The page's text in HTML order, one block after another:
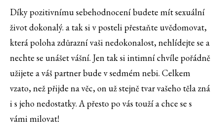
Díky pozitivnímu sebehodnocení budete mít sexuální
život dokonalý. a tak si v posteli přestaňte uvědomovat,
která poloha zdůrazní vaši nedokonalost, nehlídejte se a
nechte se unášet vášní. Jen tak si intimní chvíle pořádně
užijete a váš partner bude v sedmém nebi. Celkem
vzato, než přijde na věc, on už stejně tvar vašeho těla zná
i s jeho nedostatky. A přesto po vás touží a chce se s
vámi milovat!